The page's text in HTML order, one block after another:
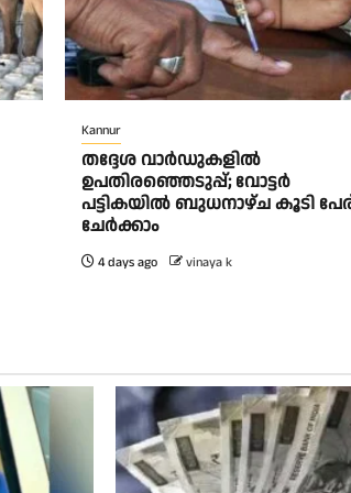
Kannur
തദ്ദേശ വാർഡുകളിൽ
ഉപതിരഞ്ഞെടുപ്പ്; വോട്ടർ
പട്ടികയിൽ ബുധനാഴ്ച കൂടി
ചേർക്കാം
4 days ago vinaya k